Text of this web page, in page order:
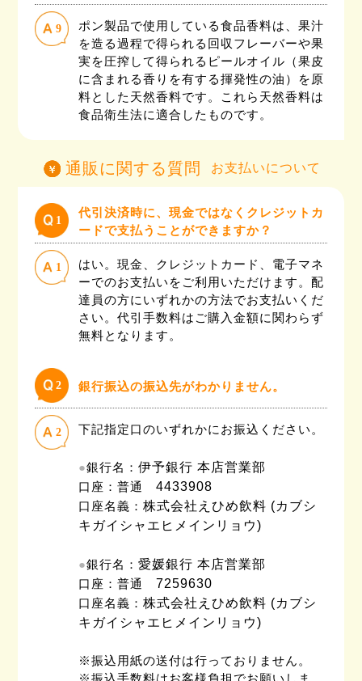
9
ポン製品で使用している食品香料は、果汁
を造る過程で得られる回収フレーバーや果
実を圧搾して得られるピールオイル（果皮
に含まれる香りを有する揮発性の油）を原
料とした天然香料です。これら天然香料は
食品衛生法に適合したものです。
通販に関する質問 お支払いについて
1
代引決済時に、現金ではなくクレジットカ
ードで支払うことができますか？
1
はい。現金、クレジットカード、電子マネ
ーでのお支払いをご利用いただけます。配
達員の方にいずれかの方法でお支払いくだ
さい。代引手数料はご購入金額に関わらず
無料となります。
2 銀行振込の振込先がわかりません。
2 下記指定口のいずれかにお振込ください。
●銀行名：伊予銀行 本店営業部
口座：普通4433908
口座名義：株式会社えひめ飲料 (カブシ
キガイシャエヒメインリョウ)
●銀行名：愛媛銀行 本店営業部
口座：普通7259630
口座名義：株式会社えひめ飲料 (カブシ
キガイシャエヒメインリョウ)
※振込用紙の送付は行っておりません。